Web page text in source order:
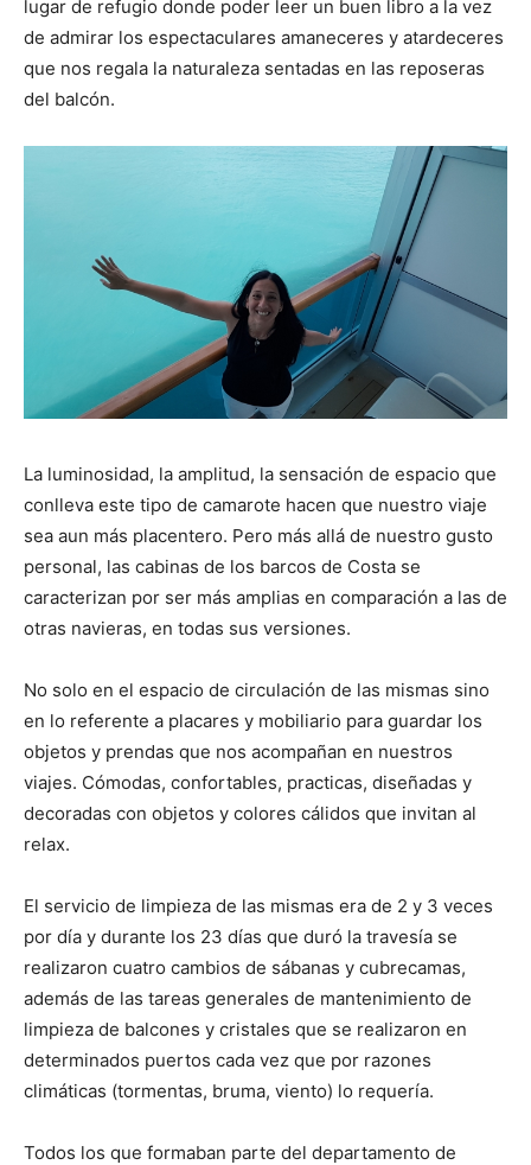
lugar de refugio donde poder leer un buen libro a la vez
de admirar los espectaculares amaneceres y atardeceres
que nos regala la naturaleza sentadas en las reposeras
del balcón.
La luminosidad, la amplitud, la sensación de espacio que
conlleva este tipo de camarote hacen que nuestro viaje
sea aun más placentero. Pero más allá de nuestro gusto
personal, las cabinas de los barcos de Costa se
caracterizan por ser más amplias en comparación a las de
otras navieras, en todas sus versiones.
No solo en el espacio de circulación de las mismas sino
en lo referente a placares y mobiliario para guardar los
objetos y prendas que nos acompañan en nuestros
viajes. Cómodas, confortables, practicas, diseñadas y
decoradas con objetos y colores cálidos que invitan al
relax.
El servicio de limpieza de las mismas era de 2 y 3 veces
por día y durante los 23 días que duró la travesía se
realizaron cuatro cambios de sábanas y cubrecamas,
además de las tareas generales de mantenimiento de
limpieza de balcones y cristales que se realizaron en
determinados puertos cada vez que por razones
climáticas (tormentas, bruma, viento) lo requería.
Todos los que formaban parte del departamento de